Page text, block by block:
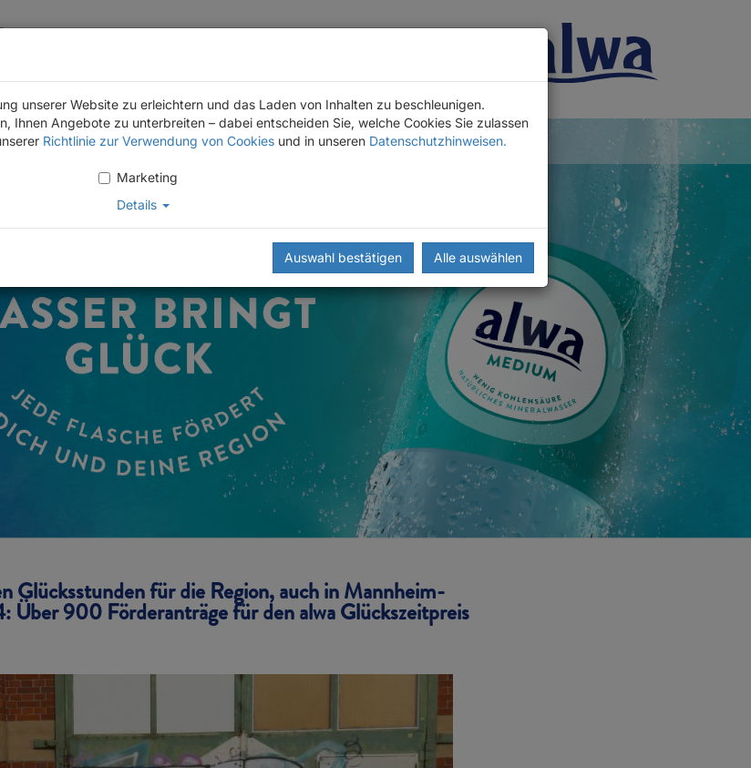
WISSEN
Glücksstunden für die Region, auch in Mannheim-
Über 900 Förderanträge für den alwa Glückszeitpreis
unserer Website zu erleichtern und das Laden von Inhalten zu beschleunigen.
Ihnen Angebote zu unterbreiten – dabei entscheiden Sie, welche Cookies Sie zulassen
Richtlinie zur Verwendung von Cookies und in unseren Datenschutzhinweisen.
Marketing
Details
Auswahl bestätigen Alle auswählen